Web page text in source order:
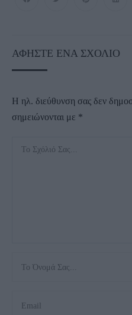
ΑΦΉΣΤΕ ΈΝΑ ΣΧΌΛΙΟ
Η ηλ. διεύθυνση σας δεν
σημειώνονται με *